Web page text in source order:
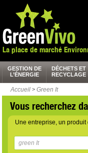
La place de marché
GESTION DE
L’ÉNERGIE
DÉCHETS ET
RECYCLAGE
Accueil > Green It
Vous recherchez
Une entreprise, un produit